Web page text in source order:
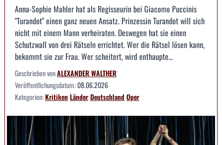
Anna-Sophie Mahler hat als Regisseurin bei Giacomo Puccinis
"Turandot" einen ganz neuen Ansatz. Prinzessin Turandot will sich
nicht mit einem Mann verheiraten. Deswegen hat sie einen
Schutzwall von drei Rätseln errichtet. Wer die Rätsel lösen kann,
bekommt sie zur Frau. Wer scheitert, wird enthaupte...
Geschrieben vonALEXANDER WALTHER
Veröffentlichungsdatum:08.06.2026
Kategorien:KritikenLänderDeutschlandOper